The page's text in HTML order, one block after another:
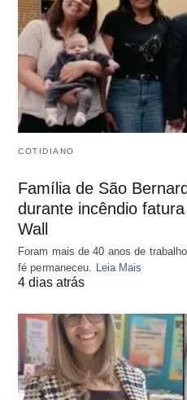
COTIDIANO
Família de São
durante incêndio
Wall
Foram mais de 40 anos de
fé permaneceu. Leia Mais
4 dias atrás